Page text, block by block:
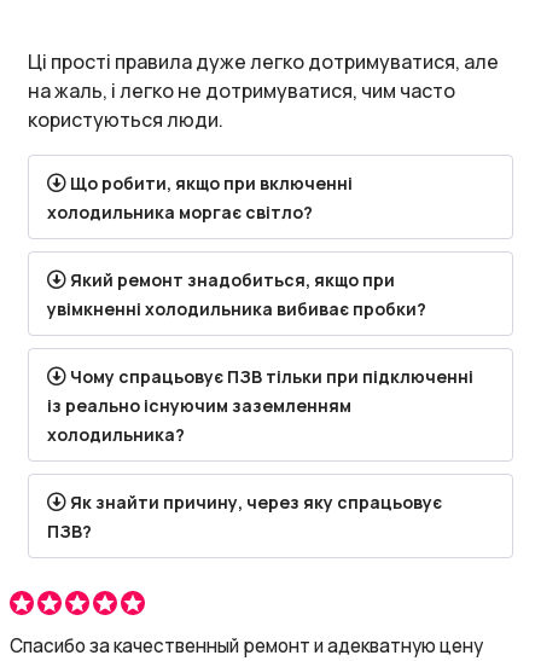
Ці прості правила дуже легко дотримуватися, але
на жаль, і легко не дотримуватися, чим часто
користуються люди.
Що робити, якщо при включенні
холодильника моргає світло?
Який ремонт знадобиться, якщо при
увімкненні холодильника вибиває пробки?
Чому спрацьовує ПЗВ тільки при підключенні
із реально існуючим заземленням
холодильника?
Як знайти причину, через яку спрацьовує
ПЗВ?
Спасибо за качественный ремонт и адекватную цену